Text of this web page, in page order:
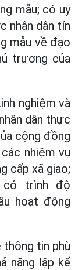
mẫu; có uy
nhân dân tín
mẫu về đạo
trương của
nghiệm và
dân thực
cộng đồng
nhiệm vụ
cấp xã giao;
có trình độ
hoạt động
thông tin phù
năng lập kể